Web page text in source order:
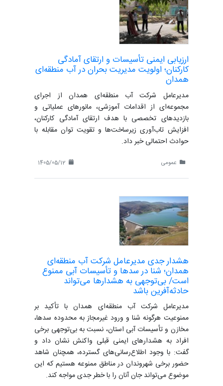
ارزیابی ایمنی تأسیسات و ارتقای آمادگی
کارکنان؛ اولویت مدیریت بحران در آب منطقه‌ای
همدان
مدیرعامل شرکت آب منطقه‌ای همدان از اجرای
مجموعه‌ای از اقدامات آموزشی، مانورهای عملیاتی و
بازدیدهای تخصصی با هدف ارتقای آمادگی کارکنان،
افزایش تاب‌آوری زیرساخت‌ها و تقویت توان مقابله با
حوادث احتمالی خبر داد.
عمومی
هشدار جدی مدیرعامل شرکت آب منطقه‌ای
همدان؛ شنا در سدها و تأسیسات آبی ممنوع
است/ بی‌توجهی به هشدارها می‌تواند
حادثه‌آفرین باشد
مدیرعامل شرکت آب منطقه‌ای همدان با تأکید بر
ممنوعیت هرگونه شنا و ورود غیرمجاز به محدوده سدها،
مخازن و تأسیسات آبی استان، نسبت به بی‌توجهی برخی
افراد به هشدارهای ایمنی قبلی واکنش نشان داد و
گفت: با وجود اطلاع‌رسانی‌های گسترده، همچنان شاهد
حضور برخی شهروندان در مناطق ممنوعه هستیم که این
موضوع می‌تواند جان آنان را با خطر جدی مواجه کند.